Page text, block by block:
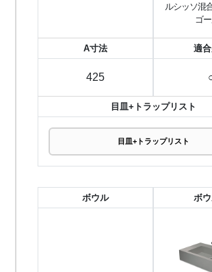
ルシッソ混
ゴ
A寸法
425
適
目皿+トラップリスト
目皿+トラップリスト
ボウル ボ